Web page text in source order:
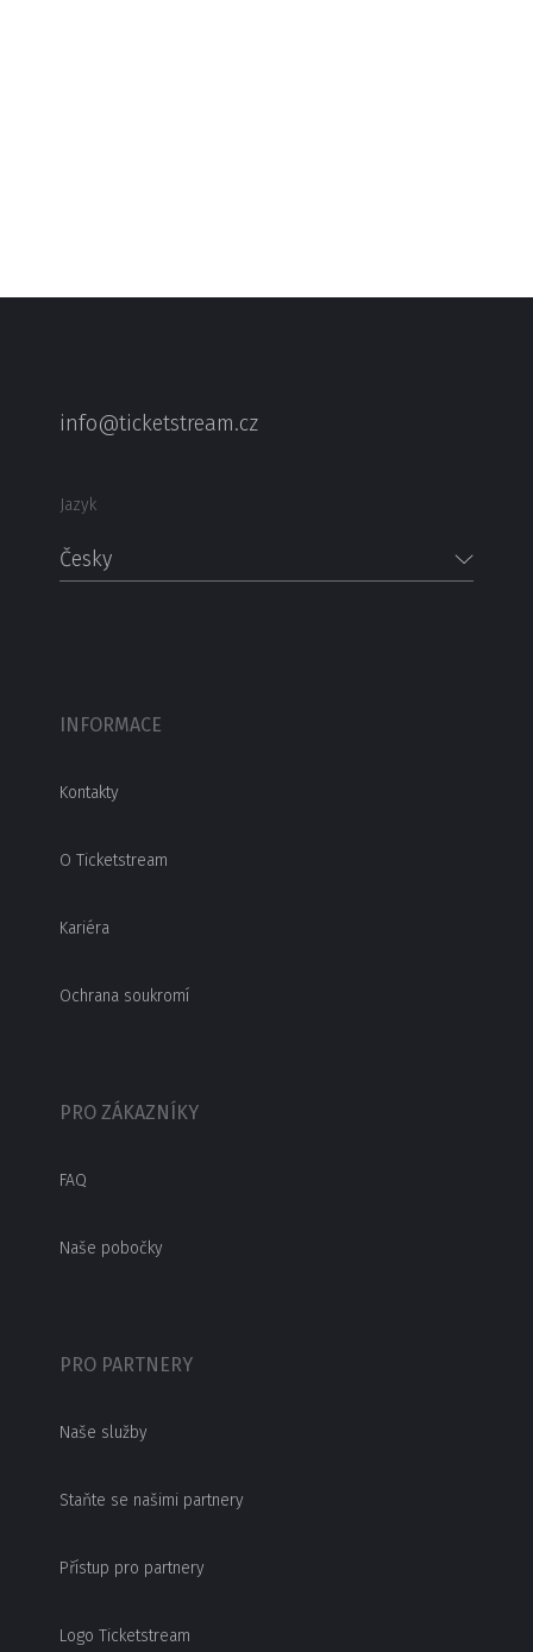
info@ticketstream.cz
Jazyk
Česky
INFORMACE
Kontakty
O Ticketstream
Kariéra
Ochrana soukromí
PRO ZÁKAZNÍKY
FAQ
Naše pobočky
PRO PARTNERY
Naše služby
Staňte se našimi partnery
Přístup pro partnery
Logo Ticketstream